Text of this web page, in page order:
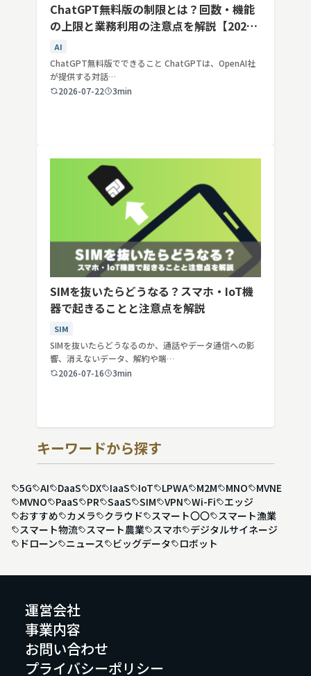
ChatGPT無料版の制限とは？回数・機能
の上限と業務利用の注意点を解説【2026
年最新】
AI
ChatGPT無料版でできること ChatGPTは、OpenAI社
が提供する対話…
2026-07-22
3min
SIMを抜いたらどうなる？スマホ・IoT機
器で起きることと注意点を解説
SIM
SIMを抜いたらどうなるのか、通話やデータ通信への影
響、消えないデータ、解約や端…
2026-07-16
3min
キーワードから探す
5G AI DaaS DX IaaS IoT LPWA M2M MNO
MVNE
MVNO
PaaS PR SaaS SIM VPN Wi-Fi
エッジ
おすすめ
カメラ クラウド スマート〇〇
スマート漁業
スマート物流
スマート農業 スマホ
デジタルサイネージ
ドローン
ニュース ビッグデータ ロボット
運営会社
事業内容
お問い合わせ
プライバシーポリシー